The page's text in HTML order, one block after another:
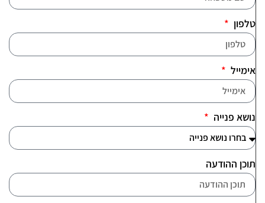
טלפון
אימייל
נושא פנייה
תוכן ההודעה